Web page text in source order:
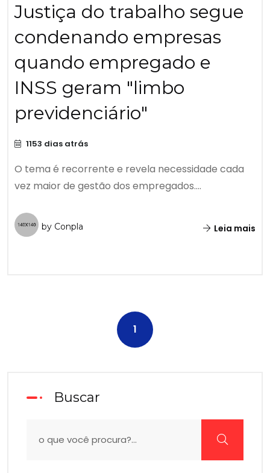
Justiça do trabalho segue
condenando empresas
quando empregado e
INSS geram "limbo
previdenciário"
1153 dias atrás
O tema é recorrente e revela necessidade cada
vez maior de gestão dos empregados....
by Conpla Leia mais
1
Buscar